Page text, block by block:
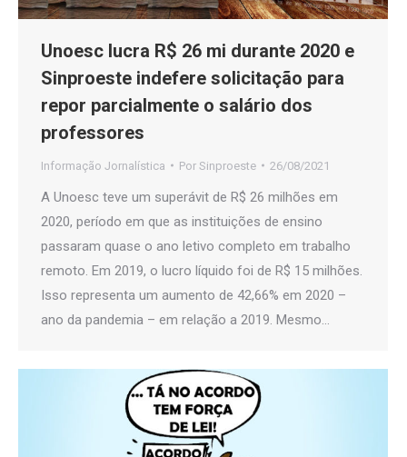
Unoesc lucra R$ 26 mi durante 2020 e
Sinproeste indefere solicitação para
repor parcialmente o salário dos
professores
Informação Jornalística Por Sinproeste 26/08/2021
A Unoesc teve um superávit de R$ 26 milhões em
2020, período em que as instituições de ensino
passaram quase o ano letivo completo em trabalho
remoto. Em 2019, o lucro líquido foi de R$ 15 milhões.
Isso representa um aumento de 42,66% em 2020 –
ano da pandemia – em relação a 2019. Mesmo…